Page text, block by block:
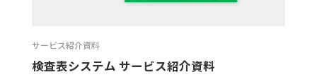
サービス紹介資料
検査表システム サービス紹介資料